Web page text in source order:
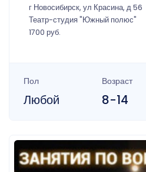
г Новосибирск, ул Красина, д 56
Театр-студия "Южный полюс"
1700 руб.
Пол
Любой
Возраст
8-14